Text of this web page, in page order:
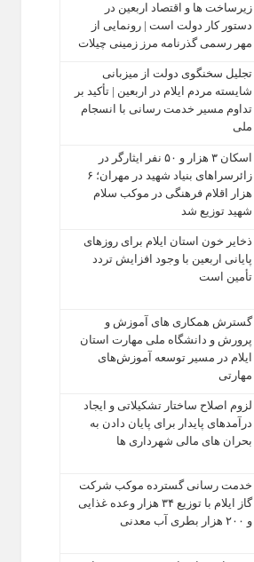
زیرساخت‌ ها و اقتصاد اربعین در
دستور کار دولت است | رونمایی از
مهر رسمی گذرنامه مرز زمینی چیلات
تجلیل سخنگوی دولت از میزبانی
شایسته مردم ایلام در اربعین | تأکید بر
تداوم مسیر خدمت‌ رسانی با انسجام
ملی
اسکان ۳ هزار و ۵۰ نفر ایثارگر در
زائرسراهای بنیاد شهید در مهران؛ ۶
هزار اقلام فرهنگی در موکب سلام
شهید توزیع شد
ذخایر خون استان ایلام برای روزهای
پایانی اربعین با وجود افزایش تردد
تأمین است
گسترش همکاری‌ های آموزش و
پرورش و دانشگاه ملی مهارت استان
ایلام در مسیر توسعه آموزش‌های
مهارتی
لزوم اصلاح ساختار تشکیلاتی و ایجاد
درآمدهای پایدار برای پایان دادن به
بحران‌ های مالی شهرداری‌ ها
خدمت رسانی گسترده موکب شرکت
گاز ایلام با توزیع ۳۴ هزار وعده غذایی
و ۲۰۰ هزار بطری آب معدنی